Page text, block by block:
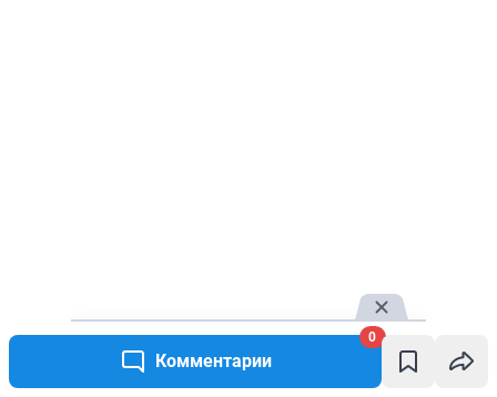
Комментарии
0